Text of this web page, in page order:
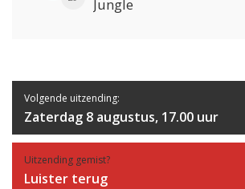
Jungle
Volgende uitzending:
Zaterdag 8 augustus, 17.00 uur
Uitzending gemist?
Luister terug